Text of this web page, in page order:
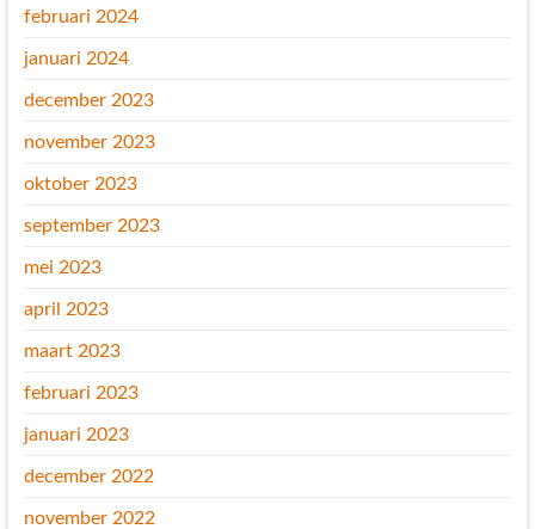
februari 2024
januari 2024
december 2023
november 2023
oktober 2023
september 2023
mei 2023
april 2023
maart 2023
februari 2023
januari 2023
december 2022
november 2022